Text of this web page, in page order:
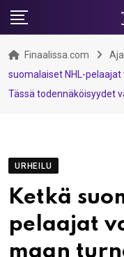
Skip
content
Finaalissa.com
suomalaiset NHL-
Tässä todennäköisyydet
URHEILU
Ketkä
pelaajat
maan